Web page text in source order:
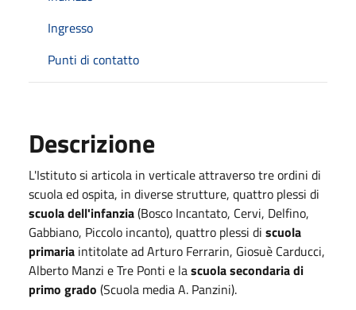
Ingresso
Punti di contatto
Descrizione
L'Istituto si articola in verticale attraverso tre ordini di
scuola ed ospita, in diverse strutture, quattro plessi di
scuola dell'infanzia(Bosco Incantato, Cervi, Delfino,
Gabbiano, Piccolo incanto), quattro plessi di scuola
primaria intitolate ad Arturo Ferrarin, Giosuè Carducci,
Alberto Manzi e Tre Ponti e lascuola secondaria di
primo grado (Scuola media A. Panzini).